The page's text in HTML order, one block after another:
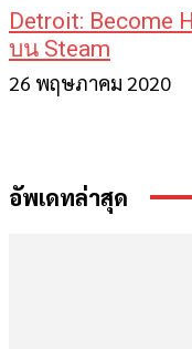
Detroit: Become
บน Steam
26 พฤษภาคม 2020
อัพเดทล่าสุด